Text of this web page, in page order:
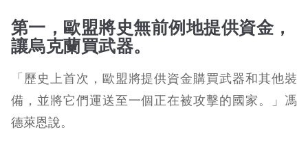
第一，歐盟將史無前例地提供資金，
讓烏克蘭買武器。
「歷史上首次，歐盟將提供資金購買武器和其他裝
備，並將它們運送至一個正在被攻擊的國家。」馮
德萊恩說。